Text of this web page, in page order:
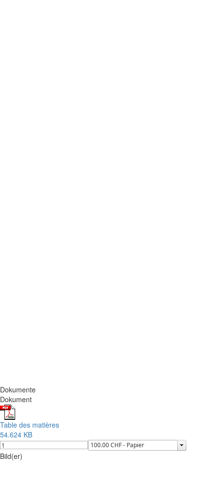
Dokumente
Dokument
Table des matières
54.624 KB
Bild(er)